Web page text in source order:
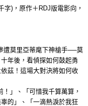
字)，原作＋RDJ版電影向，
遭莫里亞蒂麾下神槍手──莫
年後，看偵探如何鼓起勇
茲！這場大對決將如何收
」、「可惜我千算萬算，
的」、「一滴熱淚於我狂